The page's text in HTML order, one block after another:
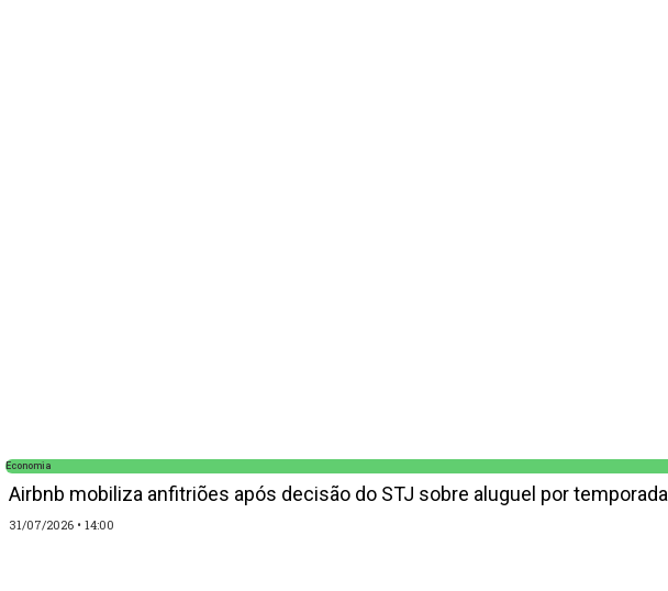
Economia
Airbnb mobiliza anfitriões após decisão do STJ sobre aluguel por temporada
31/07/2026 14:00